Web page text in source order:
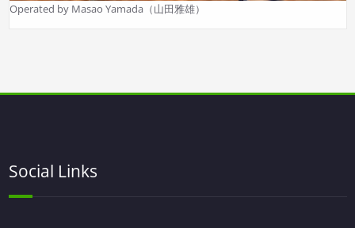
Operated by Masao Yamada（山田雅雄）
Social Links